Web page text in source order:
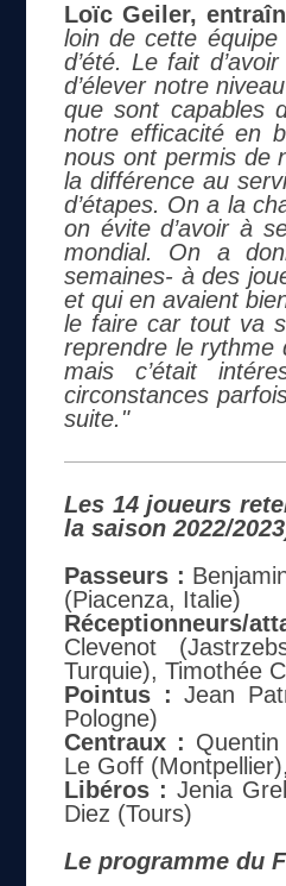
Loïc Geiler,
loin de cette
d’été. Le fait
d’élever notre
que sont capables
notre efficacité en
nous ont permis de
la différence au
d’étapes. On a la
on évite d’avoir à
mondial. On a
semaines- à des
et qui en avaient
le faire car tout va
reprendre le rythme
mais c’était
circonstances
suite."
Les 14 joueurs
la saison 2022/
Passeurs :
(Piacenza, Italie)
Réceptionneurs/
Clevenot
Turquie), Timothée
Pointus :Jean
Pologne)
Centraux :
Le Goff
Libéros : Jenia
Diez (Tours)
Le programme du